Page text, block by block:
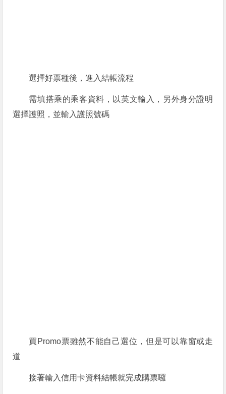
選擇好票種後，進入結帳流程
需填搭乘的乘客資料，以英文輸入，另外身分證明
選擇護照，並輸入護照號碼
買Promo票雖然不能自己選位，但是可以靠窗或走
道
接著輸入信用卡資料結帳就完成購票囉